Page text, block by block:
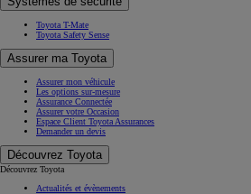
Toyota T-Mate
Toyota Safety Sense
Assurer ma Toyota
Assurer mon véhicule
Les options sur-mesure
Assurance Connectée
Assurer votre Occasion
Espace Client Toyota Assurances
Demander un devis
Découvrez Toyota
Découvrez Toyota
Actualités et évènements